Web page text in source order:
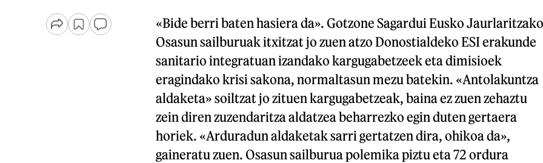
«Bide berri baten hasiera da». Gotzone Sagardui Eusko Jaurlaritzako
Osasun sailburuak itxitzat jo zuen atzo Donostialdeko ESI erakunde
sanitario integratuan izandako kargugabetzeek eta dimisioek
eragindako krisi sakona, normaltasun mezu batekin. «Antolakuntza
aldaketa» soiltzat jo zituen kargugabetzeak, baina ez zuen zehaztu
zein diren zuzendaritza aldatzea beharrezko egin duten gertaera
horiek. «Arduradun aldaketak sarri gertatzen dira, ohikoa da»,
gaineratu zuen. Osasun sailburua polemika piztu eta 72 ordura